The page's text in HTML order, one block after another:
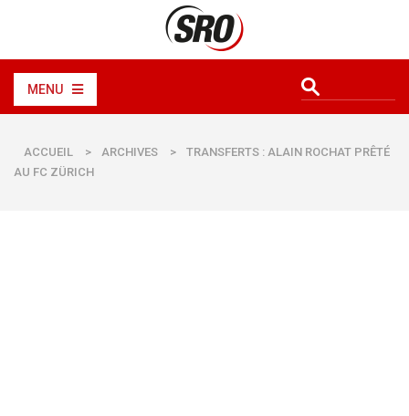
MENU
ACCUEIL > ARCHIVES >
TRANSFERTS : ALAIN ROCHAT PRÊTÉ
AU FC ZÜRICH